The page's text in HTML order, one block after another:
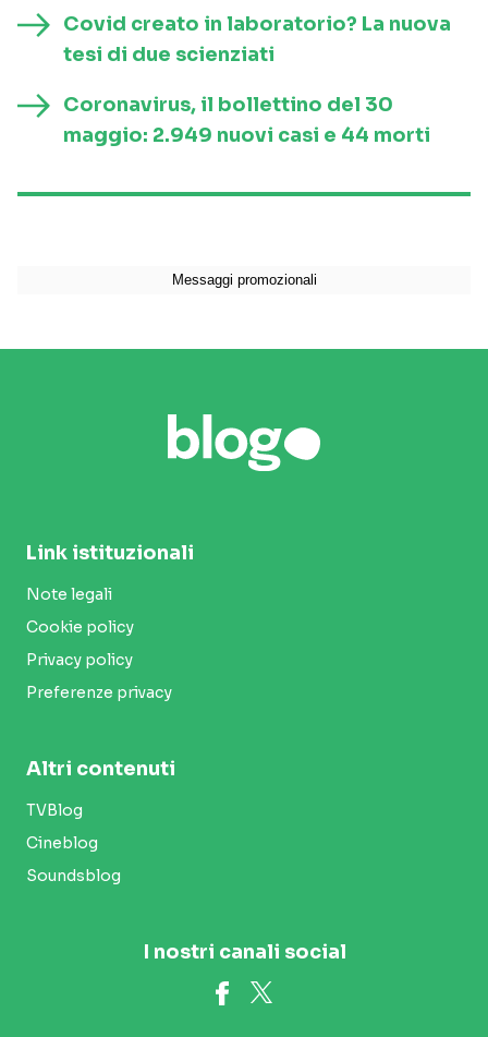
Covid creato in laboratorio? La nuova
tesi di due scienziati
Coronavirus, il bollettino del 30
maggio: 2.949 nuovi casi e 44 morti
Link istituzionali
Note legali
Cookie policy
Privacy policy
Preferenze privacy
Altri contenuti
TVBlog
Cineblog
Soundsblog
I nostri canali social